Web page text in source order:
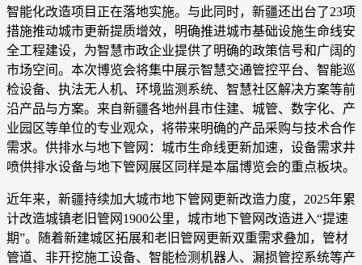
智能化改造项目正在落地实施。与此同时，新疆还出台了23项
措施推动城市更新提质增效，明确推进城市基础设施生命线安
全工程建设，为智慧市政企业提供了明确的政策信号和广阔的
市场空间。本次博览会将集中展示智慧交通管控平台、智能巡
检设备、执法无人机、环境监测系统、智慧社区解决方案等前
沿产品与方案。来自新疆各地州县市住建、城管、数字化、产
业园区等单位的专业观众，将带来明确的产品采购与技术合作
需求。供排水与地下管网：城市生命线更新加速，设备需求井
喷供排水设备与地下管网展区同样是本届博览会的重点板块。
近年来，新疆持续加大城市地下管网更新改造力度，2025年累
计改造城镇老旧管网1900公里，城市地下管网改造进入“提速
期”。随着新建城区拓展和老旧管网更新双重需求叠加，管材
管道、非开挖施工设备、智能检测机器人、漏损管控系统等产